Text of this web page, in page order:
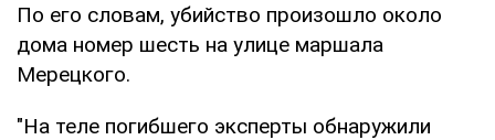
По его словам, убийство произошло около
дома номер шесть на улице маршала
Мерецкого.
"На теле погибшего эксперты обнаружили